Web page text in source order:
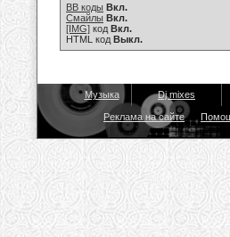
BB коды Вкл.
Смайлы Вкл.
[IMG] код Вкл.
HTML код Выкл.
Музыка Dj mixes
Реклама на сайте